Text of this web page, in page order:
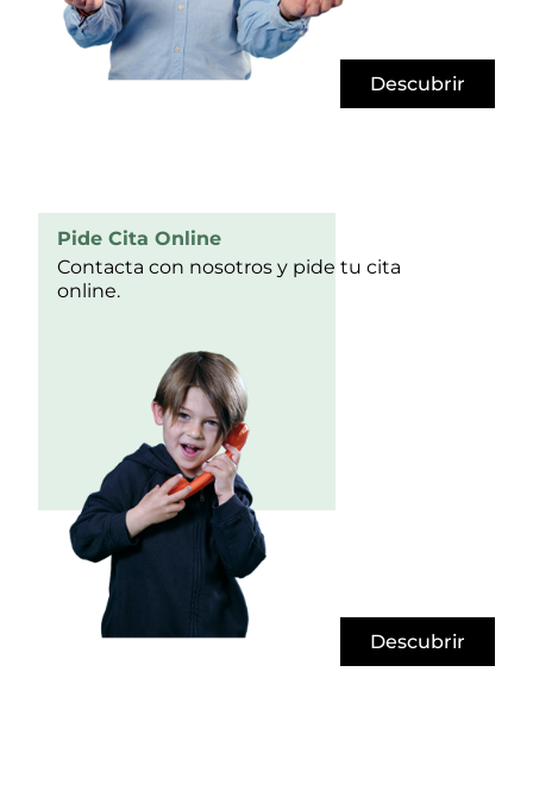
Descubrir
Pide Cita Online
Contacta con nosotros y pide tu cita
online.
Descubrir